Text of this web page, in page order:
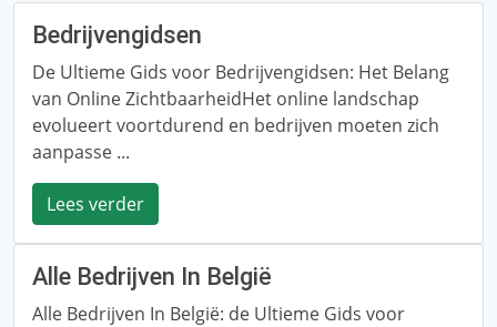
Bedrijvengidsen
De Ultieme Gids voor Bedrijvengidsen: Het Belang
van Online ZichtbaarheidHet online landschap
evolueert voortdurend en bedrijven moeten zich
aanpasse ...
Lees verder
Alle Bedrijven In België
Alle Bedrijven In België: de Ultieme Gids voor